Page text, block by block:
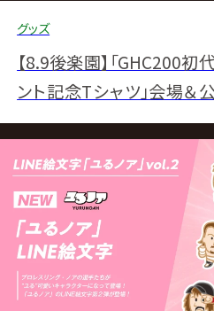
グッズ
【8.9後楽園】「GHC200
ント記念Tシャツ」会場＆
販売決定！